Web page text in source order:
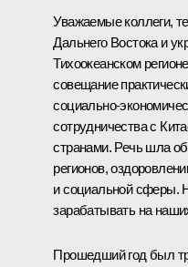
Уважаемые коллеги,
Дальнего Востока и
Тихоокеанском
совещание
социально-
сотрудничества с
странами. Речь шла
регионов,
и социальной сферы.
зарабатывать на
Прошедший год был